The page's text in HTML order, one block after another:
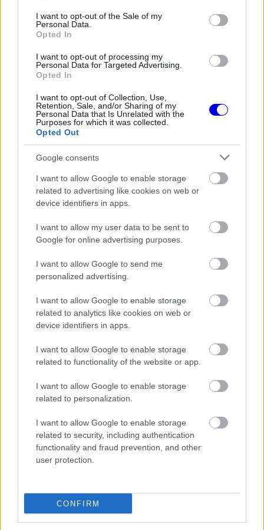
consent section.
I want to opt-out of the Sale of my
Personal Data.
Opted In
I want to opt-out of processing my
Personal Data for Targeted Advertising.
Opted In
I want to opt-out of Collection, Use,
Retention, Sale, and/or Sharing of my
Personal Data that Is Unrelated with the
Purposes for which it was collected.
Opted Out
Google consents
I want to allow Google to enable storage
related to advertising like cookies on web or
device identifiers in apps.
I want to allow my user data to be sent to
Google for online advertising purposes.
I want to allow Google to send me
personalized advertising.
I want to allow Google to enable storage
related to analytics like cookies on web or
device identifiers in apps.
I want to allow Google to enable storage
related to functionality of the website or app.
I want to allow Google to enable storage
related to personalization.
I want to allow Google to enable storage
related to security, including authentication
functionality and fraud prevention, and other
user protection.
CONFIRM
window.
spanyol továbbra is bízik abban, hogy nem
behozhatatlan. „Azt hiszem, egyértelmű mit kell
tennünk. Meg kell nyernünk minden futamot“ -
fogalmazott Sainz a Sky Sportsnak a
Hungaroringen.
FORMA-1
Rendkívül okos döntést hozott az
Aston Martin az F1-ben
A Hondánál hisznek az áttörésben,
teljesen új motorral érkeznek a
Holland Nagydíjra az Aston
Montoya átlátott Verstappen
trükkjén és elárulta a távozási
pletykák valódi okát
szerintem az év végéig tart. Persze, egy bizonyos
ponton szükségünk lesz a Red Bull segítségére,